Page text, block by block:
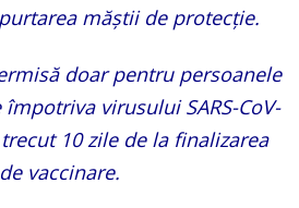
măștii de protecție.
doar pentru persoanele
virusului SARS-CoV-
10 zile de la finalizarea
vaccinare.